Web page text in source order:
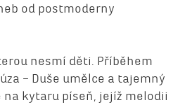
od postmoderny
nesmí děti. Příběhem
– Duše umělce a tajemný
na kytaru píseň, jejíž melodii